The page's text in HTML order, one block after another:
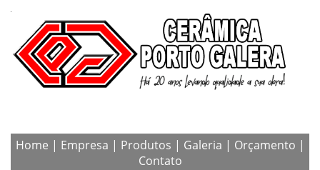
Home | Empresa | Produtos | Galeria | Orçamento |
Contato